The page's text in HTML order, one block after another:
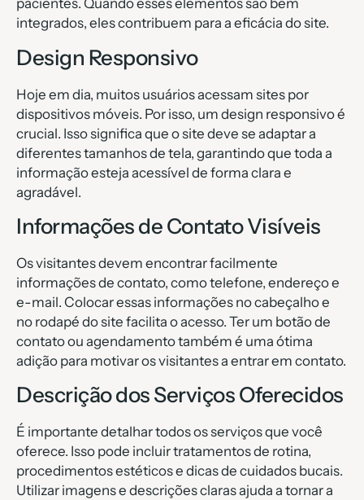
pacientes. Quando esses elementos são bem
integrados, eles contribuem para a eficácia do site.
Design Responsivo
Hoje em dia, muitos usuários acessam sites por
dispositivos móveis. Por isso, um design responsivo é
crucial. Isso significa que o site deve se adaptar a
diferentes tamanhos de tela, garantindo que toda a
informação esteja acessível de forma clara e
agradável.
Informações de Contato Visíveis
Os visitantes devem encontrar facilmente
informações de contato, como telefone, endereço e
e-mail. Colocar essas informações no cabeçalho e
no rodapé do site facilita o acesso. Ter um botão de
contato ou agendamento também é uma ótima
adição para motivar os visitantes a entrar em contato.
Descrição dos Serviços Oferecidos
É importante detalhar todos os serviços que você
oferece. Isso pode incluir tratamentos de rotina,
procedimentos estéticos e dicas de cuidados bucais.
Utilizar imagens e descrições claras ajuda a tornar a